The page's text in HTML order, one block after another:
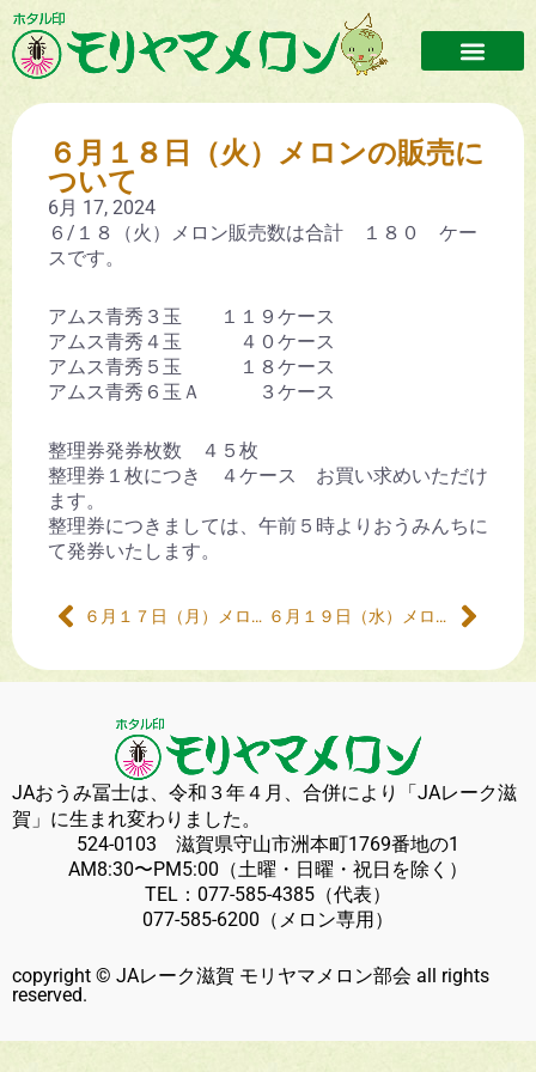
６月１８日（火）メロンの販売に
ついて
6月 17, 2024
６/１８（火）メロン販売数は合計 １８０ ケー
スです。
アムス青秀３玉 １１９ケース
アムス青秀４玉 ４０ケース
アムス青秀５玉 １８ケース
アムス青秀６玉Ａ ３ケース
整理券発券枚数 ４５枚
整理券１枚につき ４ケース お買い求めいただけ
ます。
整理券につきましては、午前５時よりおうみんちに
て発券いたします。
６月１７日（月）メロンの販売について ６月１９日（水）メロンの販売について
JAおうみ冨士は、令和３年４月、合併により「JAレーク滋
賀」に生まれ変わりました。
524-0103 滋賀県守山市洲本町1769番地の1
AM8:30〜PM5:00（土曜・日曜・祝日を除く）
TEL： 077-585-4385 （代表）
077-585-6200 （メロン専用）
copyright © JAレーク滋賀 モリヤマメロン部会 all rights
reserved.